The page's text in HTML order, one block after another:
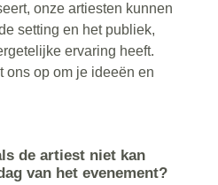
onze artiesten kunnen
setting en het publiek,
ervaring heeft.
ons op om je ideeën en
de artiest niet kan
van het evenement?